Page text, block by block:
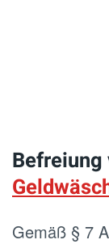
Befreiung
Gemäß § 7